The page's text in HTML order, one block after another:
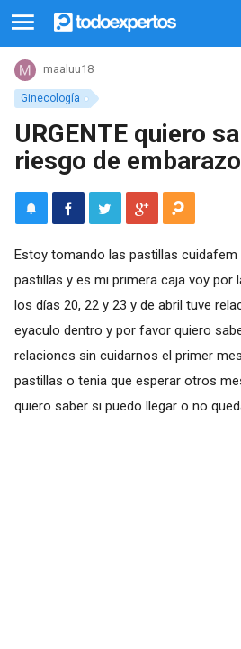
Ginecología
maaluu18
URGENTE quiero
riesgo de
Estoy tomando las pastillas
pastillas y es mi primera caja voy por
los días 20, 22 y 23 y de abril tuve
eyaculo dentro y por favor quiero
relaciones sin cuidarnos el primer
pastillas o tenia que esperar otros
quiero saber si puedo llegar o no